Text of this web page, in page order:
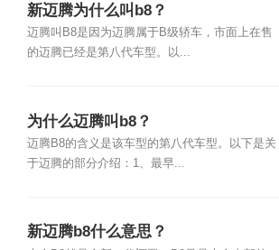
新迈腾为什么叫b8？
迈腾叫B8是因为迈腾属于B级轿车，市面上在售
的迈腾已经是第八代车型。以...
为什么迈腾叫b8？
迈腾B8的含义是该车型的第八代车型。以下是关
于迈腾的部分介绍：1、最早...
新迈腾b8什么意思？